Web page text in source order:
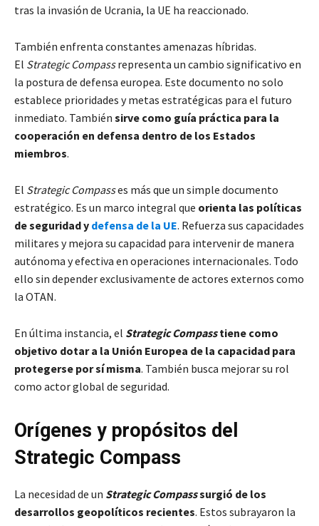
tras la invasión de Ucrania, la UE ha reaccionado.
También enfrenta constantes amenazas híbridas.
El Strategic Compassrepresenta un cambio significativo en
la postura de defensa europea. Este documento no solo
establece prioridades y metas estratégicas para el futuro
inmediato. También sirve como guía práctica para la
cooperación en defensa dentro de los Estados
miembros.
El Strategic Compasses más que un simple documento
estratégico. Es un marco integral que orienta las políticas
de seguridad y defensa de la UE. Refuerza sus capacidades
militares y mejora su capacidad para intervenir de manera
autónoma y efectiva en operaciones internacionales. Todo
ello sin depender exclusivamente de actores externos como
la OTAN.
En última instancia, el Strategic Compasstiene como
objetivo dotar a la Unión Europea de la capacidad para
protegerse por sí misma. También busca mejorar su rol
como actor global de seguridad.
Orígenes y propósitos del
Strategic Compass
La necesidad de un Strategic Compasssurgió de los
desarrollos geopolíticos recientes. Estos subrayaron la